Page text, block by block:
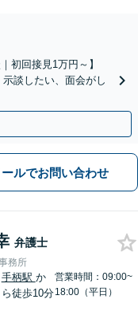
初回接見1万円～】
示談したい、面会がし
ールでお問い合わせ
弁護士
務所
手柄駅 か
ら徒歩10分
営業時間：09:00~
18:00（平日）